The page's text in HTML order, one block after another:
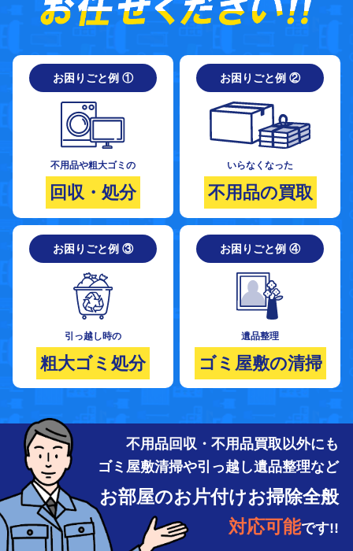
お困りごと例 ①
不用品や粗大ゴミの
回収・処分
お困りごと例 ②
いらなくなった
不用品の買取
お困りごと例 ③
引っ越し時の
粗大ゴミ処分
お困りごと例 ④
遺品整理
ゴミ屋敷の清掃
不用品回収・不用品買取以外にも
ゴミ屋敷清掃や引っ越し遺品整理など
お部屋のお片付けお掃除全般
対応可能です!!